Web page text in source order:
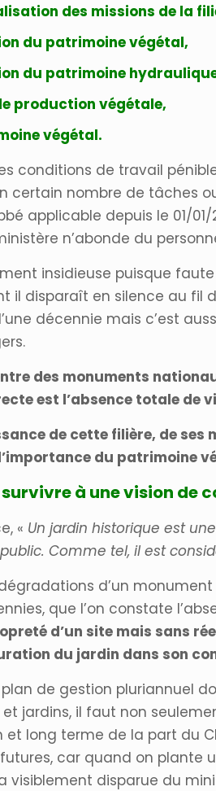
des missions de la
du patrimoine végétal,
du patrimoine
production végétale,
végétal.
conditions de travail
nombre de tâches
applicable depuis le 01/
n’abonde du
insidieuse puisque
il disparaît en silence au fil
décennie mais c’est
des monuments
est l’absence totale de
de cette filière, de
du patrimoine
à une vision de
« Un jardin historique est
Comme tel, il est
d’un
que l’on constate
d’un site mais sans
du jardin dans son
de gestion pluriannuel
jardins, il faut non
long terme de la part du
car quand on plante
disparue du